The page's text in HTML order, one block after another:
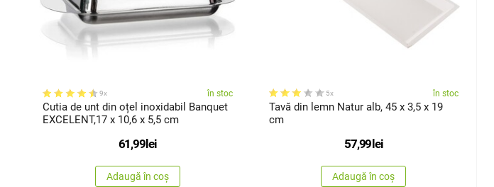
9x în stoc
Cutia de unt din oțel inoxidabil Banquet
EXCELENT,17 x 10,6 x 5,5 cm
61,99 lei
Adaugă în coș
5x în stoc
Tavă din lemn Natur alb, 45 x 3,5 x 19
cm
57,99 lei
Adaugă în coș